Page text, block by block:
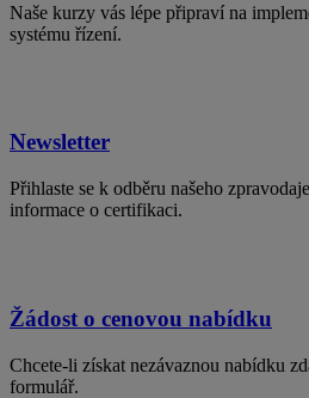
Naše kurzy vás lépe připraví na
systému řízení.
Newsletter
Přihlaste se k odběru našeho
informace o certifikaci.
Žádost o cenovou nabídku
Chcete-li získat nezávaznou nabídku
formulář.